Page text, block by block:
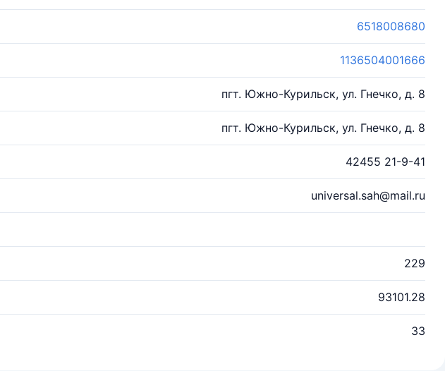
6518008680
1136504001666
пгт. Южно-Курильск, ул. Гнечко, д. 8
пгт. Южно-Курильск, ул. Гнечко, д. 8
42455 21-9-41
universal.sah@mail.ru
229
93101.28
33